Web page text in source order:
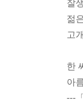
새
찢
평
영
물
내
잘
젊
고
한
아
---